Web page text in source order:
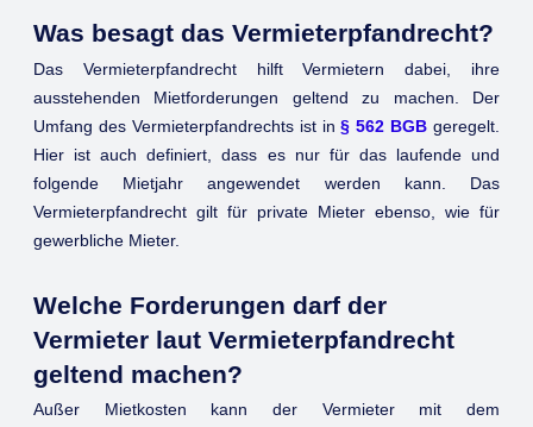
Was besagt das Vermieterpfandrecht?
Das Vermieterpfandrecht hilft Vermietern dabei, ihre
ausstehenden Mietforderungen geltend zu machen. Der
Umfang des Vermieterpfandrechts ist in§ 562 BGB geregelt.
Hier ist auch definiert, dass es nur für das laufende und
folgende Mietjahr angewendet werden kann. Das
Vermieterpfandrecht gilt für private Mieter ebenso, wie für
gewerbliche Mieter.
Welche Forderungen darf der
Vermieter laut Vermieterpfandrecht
geltend machen?
Außer Mietkosten kann der Vermieter mit dem